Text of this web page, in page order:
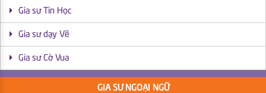
Gia sư Tin Học
Gia sư dạy Vẽ
Gia sư Cờ Vua
GIA SƯ NGOẠI NGỮ